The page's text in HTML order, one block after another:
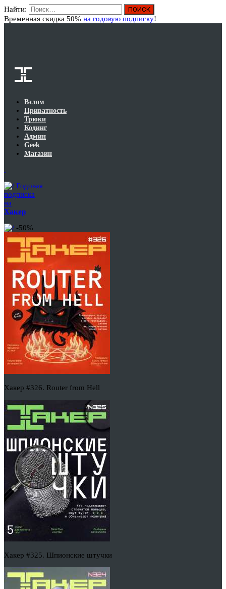
Найти:
Временная скидка 50% на годовую подписку!
Взлом
Приватность
Трюки
Кодинг
Админ
Geek
Магазин
Годовая
подписка
на
Хакер
-50%
Хакер #326. Router from Hell
Хакер #325. Шпионские штучки